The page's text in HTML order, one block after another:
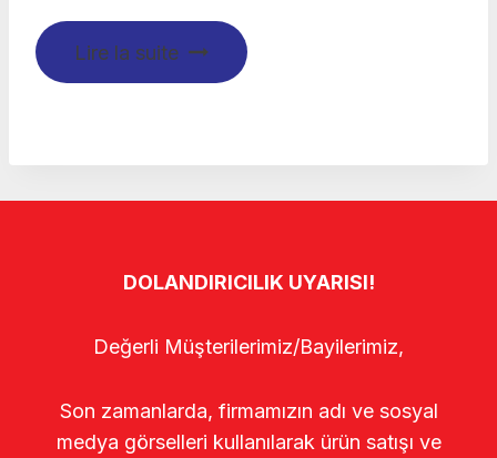
Lire la suite
DOLANDIRICILIK UYARISI!
Değerli Müşterilerimiz/Bayilerimiz,
Son zamanlarda, firmamızın adı ve sosyal
medya görselleri kullanılarak ürün satışı ve